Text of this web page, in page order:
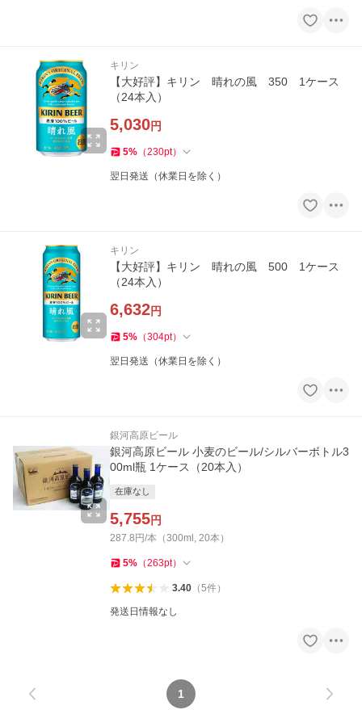
キリン
【大好評】キリン 晴れの風 350 1ケース
（24本入）
5,030円
5% （230pt）
翌日発送（休業日を除く）
キリン
【大好評】キリン 晴れの風 500 1ケース
（24本入）
6,632円
5% （304pt）
翌日発送（休業日を除く）
銀河高原ビール
銀河高原ビール 小麦のビール/シルバーボトル3
00ml瓶 1ケース（20本入）
在庫なし
5,755円
287.8円/本（300ml, 20本）
5% （263pt）
3.40（5件）
発送日情報なし
1